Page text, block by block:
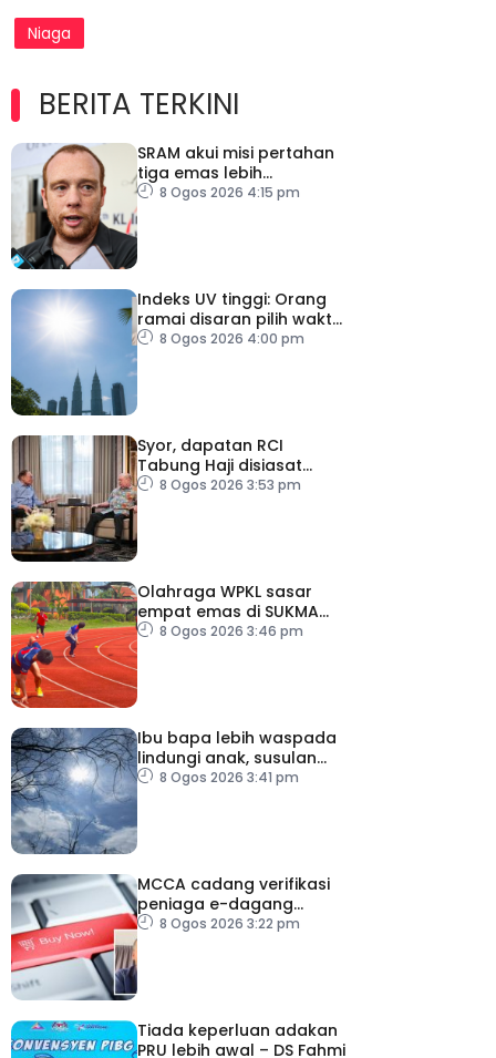
Niaga
BERITA TERKINI
SRAM akui misi pertahan
tiga emas lebih
mencabar
8 Ogos 2026 4:15 pm
Indeks UV tinggi: Orang
ramai disaran pilih waktu
sesuai untuk aktiviti luar
8 Ogos 2026 4:00 pm
Syor, dapatan RCI
Tabung Haji disiasat
tanpa kompromi – PM
8 Ogos 2026 3:53 pm
Olahraga WPKL sasar
empat emas di SUKMA
20268 Ogos 2026 3:46 pm
Ibu bapa lebih waspada
lindungi anak, susulan
indeks UV sangat tinggi
8 Ogos 2026 3:41 pm
MCCA cadang verifikasi
peniaga e-dagang
tangani lambakan
8 Ogos 2026 3:22 pm
Tiada keperluan adakan
PRU lebih awal – DS Fahmi